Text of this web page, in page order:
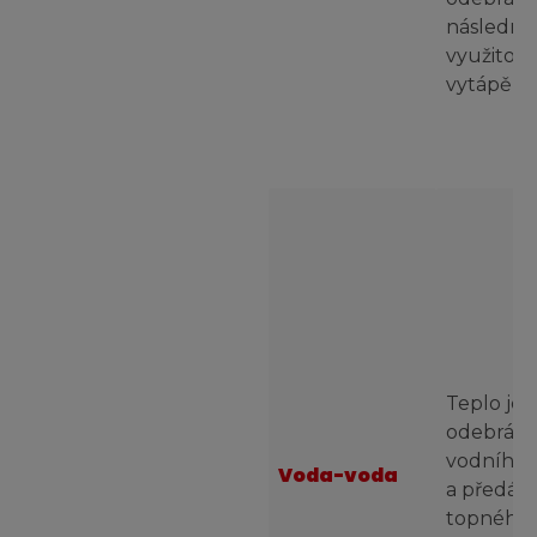
následně
využito k
vytápění.
Voda-voda
Teplo je
vodního
a
topného